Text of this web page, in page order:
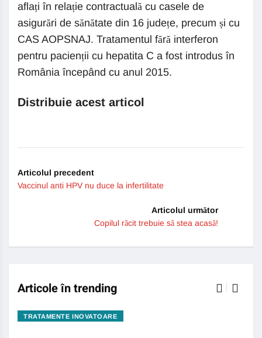
aflați în relație contractuală cu casele de
asigurări de sănătate din 16 județe, precum și cu
CAS AOPSNAJ. Tratamentul fără interferon
pentru pacienții cu hepatita C a fost introdus în
România începând cu anul 2015.
Distribuie acest articol
Articolul precedent
Vaccinul anti HPV nu duce la infertilitate
Articolul următor
Copilul răcit trebuie să stea acasă!
Articole în trending
TRATAMENTE INOVATOARE